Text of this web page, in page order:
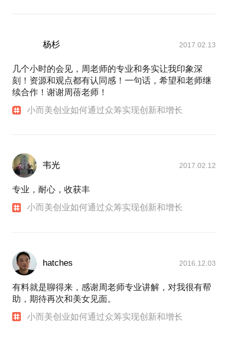
杨杉 2017.02.13
几个小时的会见，周老师的专业和务实让我印象深
刻！资源和观点都有认同感！一句话，希望和老师继
续合作！谢谢周蓓老师！
小而美创业如何通过众筹实现创新和增长
韦光 2017.02.12
专业，耐心，收获丰
小而美创业如何通过众筹实现创新和增长
hatches 2016.12.03
有料就是聊得来，感谢周老师专业讲解，对我很有帮
助，期待再次和美女见面。
小而美创业如何通过众筹实现创新和增长